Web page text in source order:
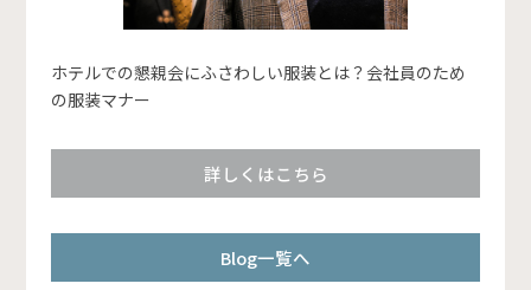
ホテルでの懇親会にふさわしい服装とは？会社員のため
の服装マナー
詳しくはこちら
Blog一覧へ